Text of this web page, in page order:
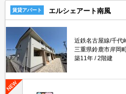
賃貸アパート エルシェアート南風
近鉄名古屋線/千代
三重県鈴鹿市岸岡
築11年
2階建